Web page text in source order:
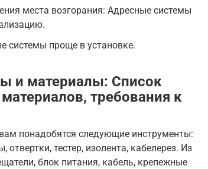
места возгорания: Адресные системы
системы проще в установке.
и материалы: Список
требования к
понадобятся следующие инструменты:
тестер, изолента, кабелерез. Из
блок питания, кабель, крепежные